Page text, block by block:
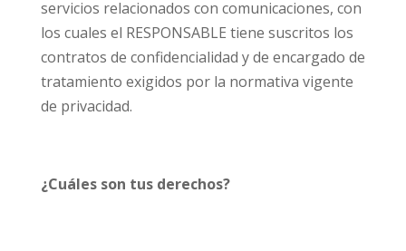
servicios relacionados con comunicaciones, con
los cuales el RESPONSABLE tiene suscritos los
contratos de confidencialidad y de encargado de
tratamiento exigidos por la normativa vigente
de privacidad.
¿Cuáles son tus derechos?